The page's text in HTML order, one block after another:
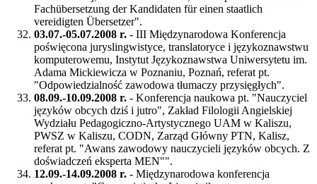
Fachübersetzung der Kandidaten für einen staatlich
vereidigten Übersetzer".
03.07.-05.07.2008 r. - III Międzynarodowa Konferencja
poświęcona juryslingwistyce, translatoryce i językoznawstwu
komputerowemu, Instytut Językoznawstwa Uniwersytetu im.
Adama Mickiewicza w Poznaniu, Poznań, referat pt.
"Odpowiedzialność zawodowa tłumaczy przysięgłych".
08.09.-10.09.2008 r. - Konferencja naukowa pt. "Nauczyciel
języków obcych dziś i jutro", Zakład Filologii Angielskiej
Wydziału Pedagogiczno-Artystycznego UAM w Kaliszu,
PWSZ w Kaliszu, CODN, Zarząd Główny PTN, Kalisz,
referat pt. "Awans zawodowy nauczycieli języków obcych. Z
doświadczeń eksperta MEN"".
12.09.-14.09.2008 r. - Międzynarodowa konferencja